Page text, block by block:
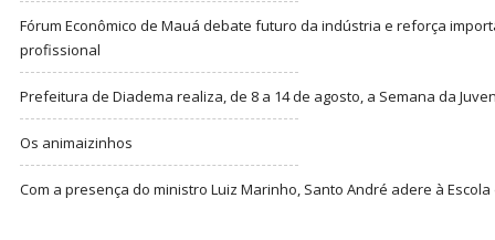
Fórum Econômico de Mauá debate futuro da indústria e reforça
profissional
Prefeitura de Diadema realiza, de 8 a 14 de agosto, a Semana da
Os animaizinhos
Com a presença do ministro Luiz Marinho, Santo André adere à